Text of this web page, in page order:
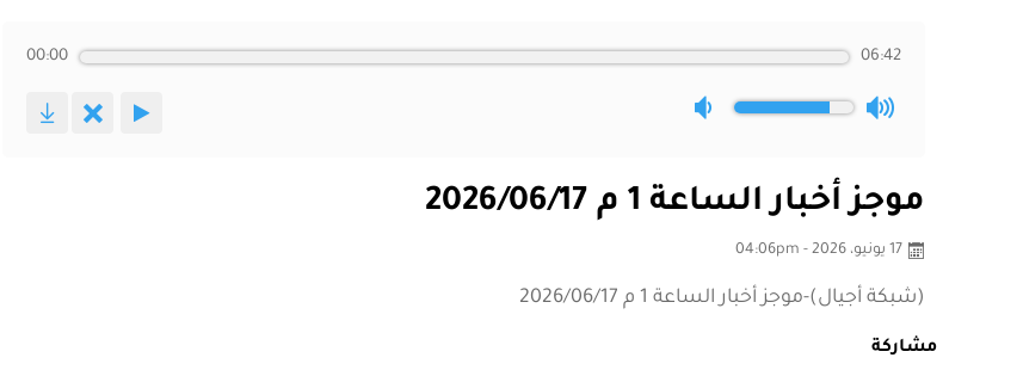
00:00 06:42
موجز أخبار الساعة 1 م 2026/06/17
17 يونيو، 2026 - 04:06pm
(شبكة أجيال)-موجز أخبار الساعة 1 م 2026/06/17
مشاركة